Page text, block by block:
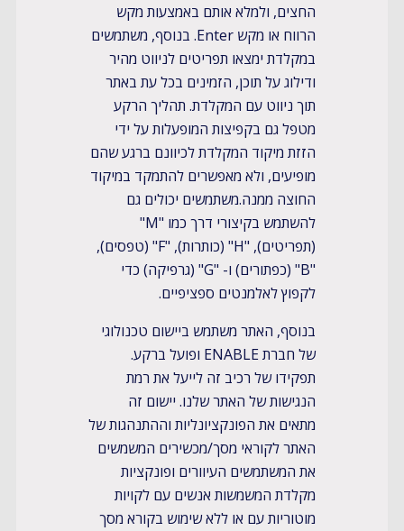
החצים, ולמלא אותם באמצעות מקש
הרווח או מקש Enter. בנוסף, משתמשים
במקלדת ימצאו תפריטים לניווט מהיר
ודילוג על תוכן, הזמינים בכל עת באתר
תוך ניווט עם המקלדת. תהליך הרקע
מטפל גם בקפיצות המופעלות על ידי
הזזת מיקוד המקלדת לכיוונם ברגע שהם
מופיעים, ולא מאפשרים להתמקד במיקוד
החוצה ממנה.משתמשים יכולים גם
להשתמש בקיצורי דרך כמו "M"
(תפריטים), "H" (כותרות), "F" (טפסים),
"B" (כפתורים) ו- "G" (גרפיקה) כדי
לקפוץ לאלמנטים ספציפיים.​
​בנוסף, האתר משתמש ביישום טכנולוגי
של חברת ENABLE ופועל ברקע.
תפקידו של רכיב זה לייעל את רמת
הנגישות של האתר שלנו. יישום זה
מתאים את הפונקציונליות וההתנהגות של
האתר לקוראי מסך/מכשירים המשמשים
את המשתמשים העיוורים ופונקציות
מקלדת המשמשות אנשים עם לקויות
מוטוריות עם או ללא שימוש בקורא מסך